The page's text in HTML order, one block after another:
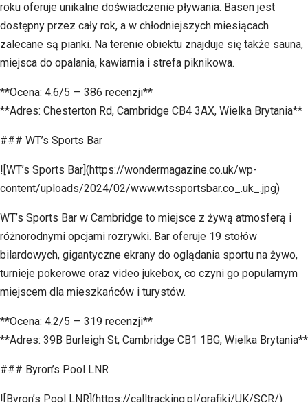
roku oferuje unikalne doświadczenie pływania. Basen jest
dostępny przez cały rok, a w chłodniejszych miesiącach
zalecane są pianki. Na terenie obiektu znajduje się także sauna,
miejsca do opalania, kawiarnia i strefa piknikowa.
**Ocena: 4.6/5 — 386 recenzji**
**Adres: Chesterton Rd, Cambridge CB4 3AX, Wielka Brytania**
### WT’s Sports Bar
![WT’s Sports Bar](https://wondermagazine.co.uk/wp-
content/uploads/2024/02/www.wtssportsbar.co_.uk_.jpg)
WT’s Sports Bar w Cambridge to miejsce z żywą atmosferą i
różnorodnymi opcjami rozrywki. Bar oferuje 19 stołów
bilardowych, gigantyczne ekrany do oglądania sportu na żywo,
turnieje pokerowe oraz video jukebox, co czyni go popularnym
miejscem dla mieszkańców i turystów.
**Ocena: 4.2/5 — 319 recenzji**
**Adres: 39B Burleigh St, Cambridge CB1 1BG, Wielka Brytania**
### Byron’s Pool LNR
![Byron’s Pool LNR](https://calltracking.pl/grafiki/UK/SCR/)